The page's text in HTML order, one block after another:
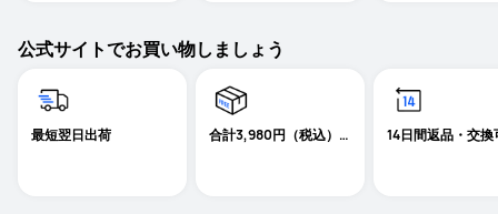
公式サイトでお買い物しましょう
最短翌日出荷
合計3,980円（税込）
14日間返品・交換